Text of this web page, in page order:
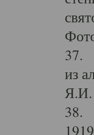
37.
из
Я.И.
38.